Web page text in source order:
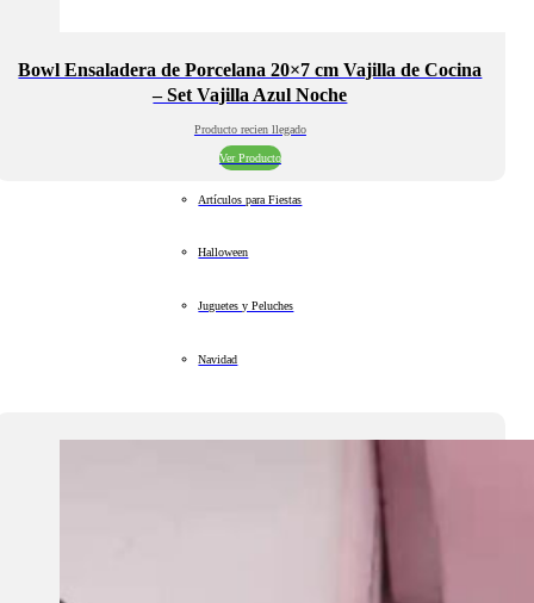
Bowl Ensaladera de Porcelana 20×7 cm Vajilla de Cocina
– Set Vajilla Azul Noche
Producto recien llegado
Ver Producto
Artículos para Fiestas
Halloween
Juguetes y Peluches
Navidad